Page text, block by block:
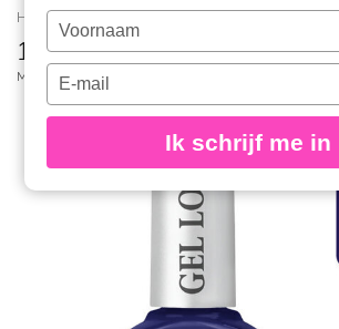
Home / 1044 Gel Look Nagellak Devon
1044 Gel Look Nagellak Devon
MOYRA
Typ
je
naam
Typ
je
e-
in
Ik schrijf me in